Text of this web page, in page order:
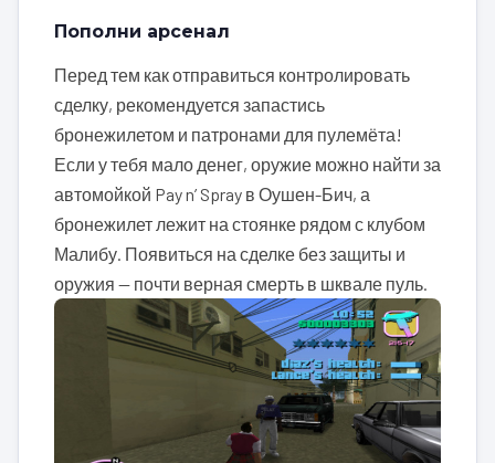
Пополни арсенал
Перед тем как отправиться контролировать
сделку, рекомендуется запастись
бронежилетом и патронами для пулемёта!
Если у тебя мало денег, оружие можно найти за
автомойкой Pay n’ Spray в Оушен-Бич, а
бронежилет лежит на стоянке рядом с клубом
Малибу. Появиться на сделке без защиты и
оружия — почти верная смерть в шквале пуль.